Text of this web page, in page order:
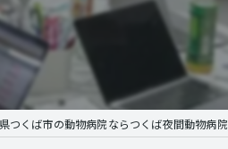
つくば市の動物病院ならつくば夜間動物病院